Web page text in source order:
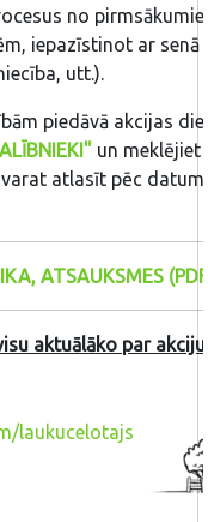
no
iepazīstinot ar
utt.).
piedāvā akcijas
un
atlasīt pēc
ATSAUKSMES
aktuālāko par
laukucelotajs